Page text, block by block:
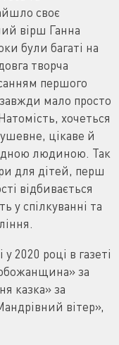
своє
вірш Ганна
були багаті на
творча
першого
мало просто
хочеться
цікаве й
людиною. Так
для дітей, перш
відбивається
у спілкуванні та
2020 році в газеті
за
казка» за
вітер»,